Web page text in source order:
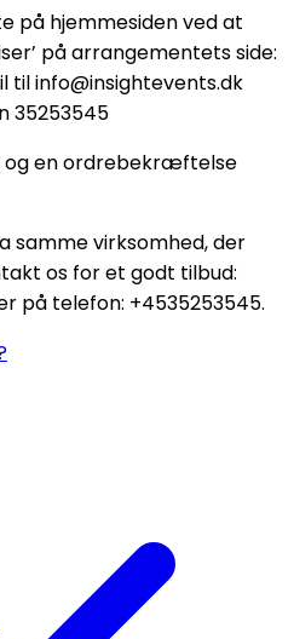
på hjemmesiden ved at
på arrangementets side:
til info@insightevents.dk
35253545
og en ordrebekræftelse
samme virksomhed, der
os for et godt tilbud:
på telefon: +4535253545.